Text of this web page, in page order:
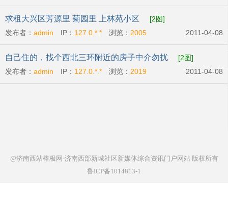
求租大兴区芳源里 菊园里 上林苑小区
[2图]
发布者： admin IP： 127.0.*.* 浏览： 2005 2011-04-08
自己住的，找个西北三环附近的房子中介勿扰
[2图]
发布者： admin IP： 127.0.*.* 浏览： 2019 2011-04-08
@济南西站棒极网-济南西部新城社区新媒体综合资讯门户网站版权所有
鲁ICP备1014813-1